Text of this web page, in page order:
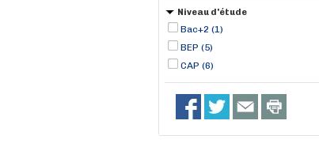
Niveau d'étude
Bac+2 (1)
BEP (5)
CAP (6)